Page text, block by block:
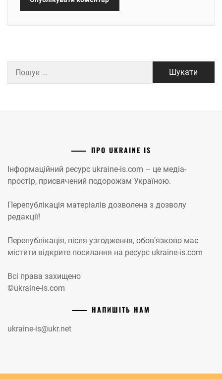
ПРО UKRAINE IS
Інформаційний ресурс ukraine-is.com – це медіа-
простір, присвячений подорожам Україною.
Перепублікація матеріалів дозволена з дозволу
редакції!
Перепублікація, після узгодження, обов’язково має
містити відкрите посилання на ресурс ukraine-is.com
Всі права захищено
©ukraine-is.com
НАПИШІТЬ НАМ
ukraine-is@ukr.net